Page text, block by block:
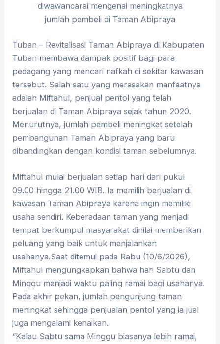
diwawancarai mengenai meningkatnya
jumlah pembeli di Taman Abipraya
Tuban – Revitalisasi Taman Abipraya di Kabupaten
Tuban membawa dampak positif bagi para
pedagang yang mencari nafkah di sekitar kawasan
tersebut. Salah satu yang merasakan manfaatnya
adalah Miftahul, penjual pentol yang telah
berjualan di Taman Abipraya sejak tahun 2020.
Menurutnya, jumlah pembeli meningkat setelah
pembangunan Taman Abipraya yang baru
dibandingkan dengan kondisi taman sebelumnya.
Miftahul mulai berjualan setiap hari dari pukul
09.00 hingga 21.00 WIB. Ia memilih berjualan di
kawasan Taman Abipraya karena ingin memiliki
usaha sendiri. Keberadaan taman yang menjadi
tempat berkumpul masyarakat dinilai memberikan
peluang yang baik untuk menjalankan
usahanya.Saat ditemui pada Rabu (10/6/2026),
Miftahul mengungkapkan bahwa hari Sabtu dan
Minggu menjadi waktu paling ramai bagi usahanya.
Pada akhir pekan, jumlah pengunjung taman
meningkat sehingga penjualan pentol yang ia jual
juga mengalami kenaikan.
“Kalau Sabtu sama Minggu biasanya lebih ramai,